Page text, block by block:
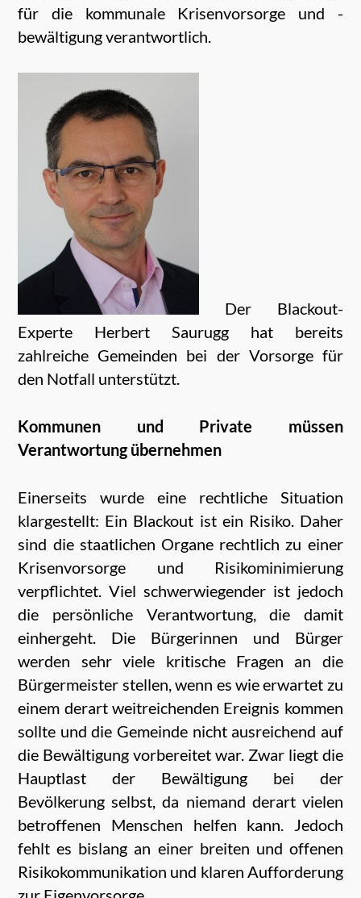
für die kommunale Krisenvorsorge und -
bewältigung verantwortlich.
Der Blackout-
Experte Herbert Saurugg hat bereits
zahlreiche Gemeinden bei der Vorsorge für
den Notfall unterstützt.
Kommunen und Private müssen
Verantwortung übernehmen
Einerseits wurde eine rechtliche Situation
klargestellt: Ein Blackout ist ein Risiko. Daher
sind die staatlichen Organe rechtlich zu einer
Krisenvorsorge und Risikominimierung
verpflichtet. Viel schwerwiegender ist jedoch
die persönliche Verantwortung, die damit
einhergeht. Die Bürgerinnen und Bürger
werden sehr viele kritische Fragen an die
Bürgermeister stellen, wenn es wie erwartet zu
einem derart weitreichenden Ereignis kommen
sollte und die Gemeinde nicht ausreichend auf
die Bewältigung vorbereitet war. Zwar liegt die
Hauptlast der Bewältigung bei der
Bevölkerung selbst, da niemand derart vielen
betroffenen Menschen helfen kann. Jedoch
fehlt es bislang an einer breiten und offenen
Risikokommunikation und klaren Aufforderung